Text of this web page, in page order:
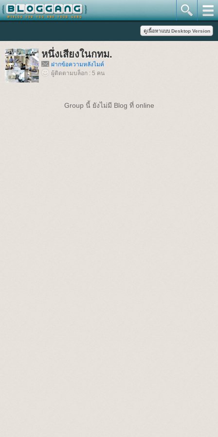
หนึ่งเสียงในกทม.
ฝากข้อความหลังไมค์
ผู้ติดตามบล็อก : 5 คน
Group นี้ ยังไม่มี Blog ที่ online